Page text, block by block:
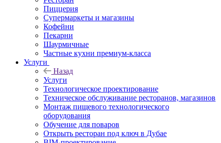
Пиццерия
Супермаркеты и магазины
Кофейни
Пекарни
Шаурмичные
Частные кухни премиум-класса
Услуги
Назад
Услуги
Технологическое проектирование
Техническое обслуживание ресторанов, магазинов
Монтаж пищевого технологического
оборудования
Обучение для поваров
Открыть ресторан под ключ в Дубае